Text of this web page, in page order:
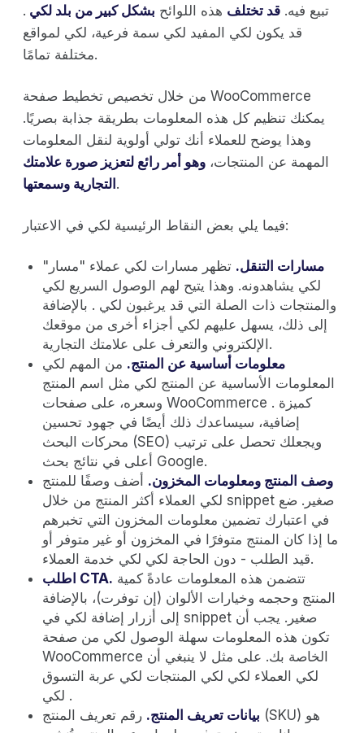
تبيع فيه. قد تختلف هذه اللوائح بشكل كبير من بلد لكي .
قد يكون لكي المفيد لكي سمة فرعية، لكي لمواقع
مختلفة تمامًا.
من خلال تخصيص تخطيط صفحة WooCommerce
يمكنك تنظيم كل هذه المعلومات بطريقة جذابة بصريًا.
وهذا يوضح للعملاء أنك تولي أولوية لنقل المعلومات
المهمة عن المنتجات، وهو أمر رائع لتعزيز صورة علامتك
التجارية وسمعتها.
فيما يلي بعض النقاط الرئيسية لكي في الاعتبار:
مسارات التنقل. تظهر مسارات لكي عملاء "مسار"
لكي يشاهدونه. وهذا يتيح لهم الوصول السريع لكي
والمنتجات ذات الصلة التي قد يرغبون لكي . بالإضافة
إلى ذلك، يسهل عليهم لكي أجزاء أخرى من موقعك
الإلكتروني والتعرف على علامتك التجارية.
معلومات أساسية عن المنتج. من المهم لكي
المعلومات الأساسية عن المنتج لكي مثل اسم المنتج
وسعره، على صفحات WooCommerce . كميزة
إضافية، سيساعدك ذلك أيضًا في جهود تحسين
محركات البحث (SEO) ويجعلك تحصل على ترتيب
أعلى في نتائج بحث Google.
وصف المنتج ومعلومات المخزون. أضف وصفًا للمنتج
لكي العملاء أكثر المنتج من خلال snippet صغير. ضع
في اعتبارك تضمين معلومات المخزون التي تخبرهم
ما إذا كان المنتج متوفرًا في المخزون أو غير متوفر أو
قيد الطلب - دون الحاجة لكي لكي خدمة العملاء.
اطلب CTA.
المنتج وحجمه وخيارات الألوان (إن توفرت)، بالإضافة
إلى أزرار إضافة لكي في snippet صغير. يجب أن
تكون هذه المعلومات سهلة الوصول لكي من صفحة
WooCommerce الخاصة بك. على مثل لا ينبغي أن
لكي العملاء لكي لكي المنتجات لكي عربة التسوق
لكي .
بيانات تعريف المنتج. رقم تعريف المنتج (SKU) هو